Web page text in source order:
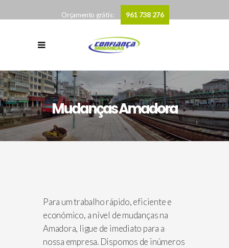
Orçamento grátis: 961 738 276
Mudanças Amadora
Para um trabalho rápido, eficiente e
económico, a nível de mudanças na
Amadora, ligue de imediato para a
nossa empresa. Dispomos de inúmeros